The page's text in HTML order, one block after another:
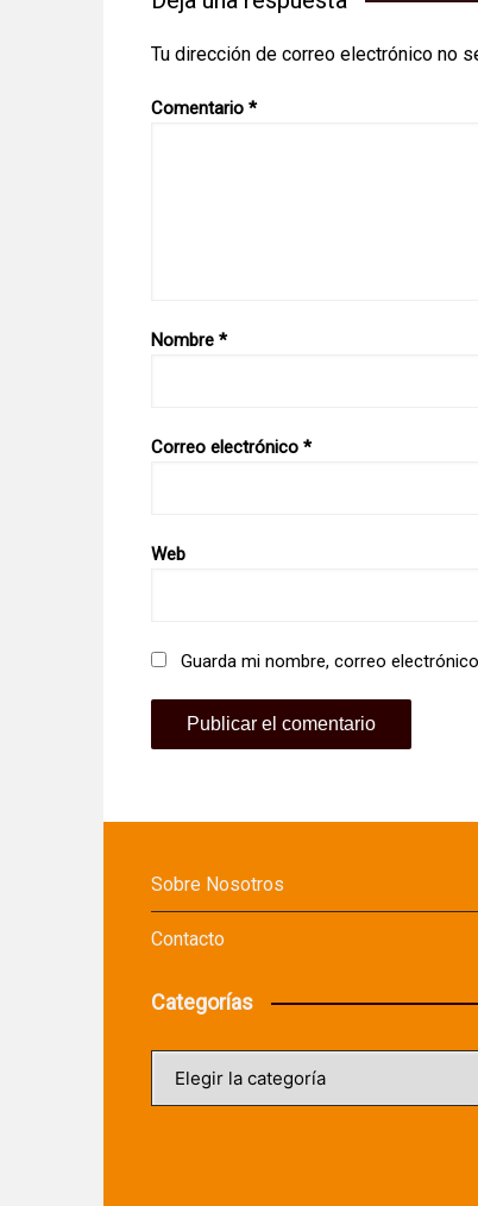
Tu dirección de correo electrónico no
Comentario *
Nombre *
Correo electrónico *
Web
Guarda mi nombre, correo
Sobre Nosotros
Contacto
Categorías